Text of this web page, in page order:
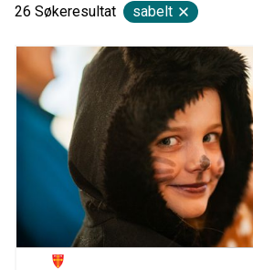
26 Søkeresultat sabelt